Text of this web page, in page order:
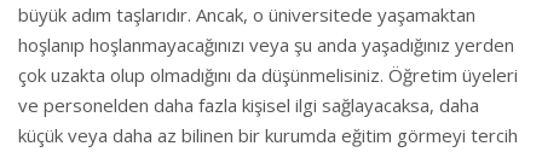
büyük adım taşlarıdır. Ancak, o üniversitede yaşamaktan
hoşlanıp hoşlanmayacağınızı veya şu anda yaşadığınız yerden
çok uzakta olup olmadığını da düşünmelisiniz. Öğretim üyeleri
ve personelden daha fazla kişisel ilgi sağlayacaksa, daha
küçük veya daha az bilinen bir kurumda eğitim görmeyi tercih